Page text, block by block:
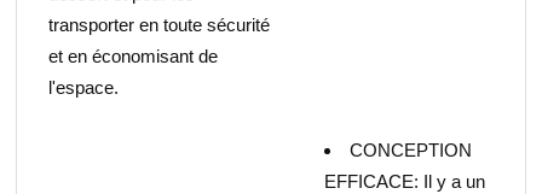
transporter en toute sécurité
et en économisant de
l'espace.
CONCEPTION
EFFICACE: Il y a un